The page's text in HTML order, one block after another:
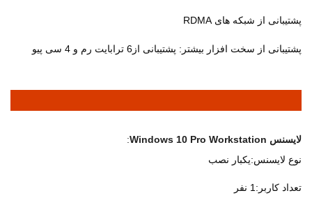
پشتیبانی از شبکه های RDMA
پشتیبانی از سخت افزار بیشتر: پشتیبانی از6 ترابایت رم و 4 سی پیو
لایسنس Windows 10 Pro Workstation
:
نوع لایسنس:یکبار نصب
تعداد کاربر:1 نفر